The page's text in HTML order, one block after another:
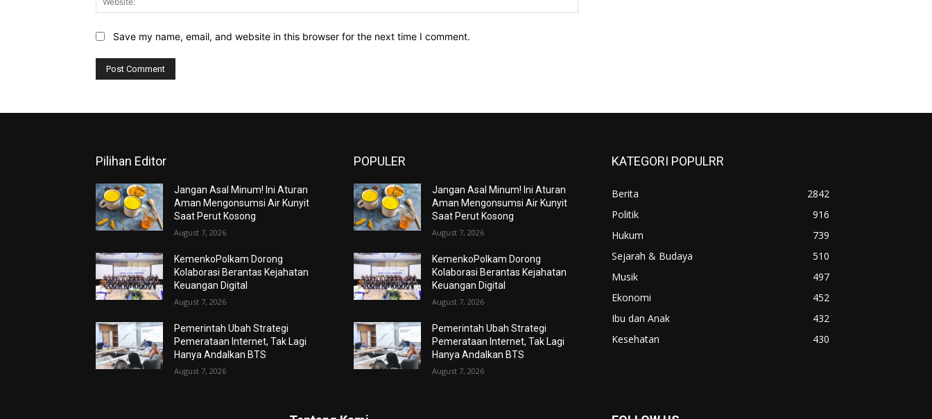
Save my name, email, and website in this browser for the next time I comment.
Pilihan Editor
Jangan Asal Minum! Ini Aturan
Aman Mengonsumsi Air Kunyit
Saat Perut Kosong
August 7, 2026
KemenkoPolkam Dorong
Kolaborasi Berantas Kejahatan
Keuangan Digital
August 7, 2026
Pemerintah Ubah Strategi
Pemerataan Internet, Tak Lagi
Hanya Andalkan BTS
August 7, 2026
POPULER
Jangan Asal Minum! Ini Aturan
Aman Mengonsumsi Air Kunyit
Saat Perut Kosong
August 7, 2026
KemenkoPolkam Dorong
Kolaborasi Berantas Kejahatan
Keuangan Digital
August 7, 2026
Pemerintah Ubah Strategi
Pemerataan Internet, Tak Lagi
Hanya Andalkan BTS
August 7, 2026
KATEGORI POPULRR
Berita
2842
Politik
916
Hukum
739
Sejarah & Budaya
510
Musik
497
Ekonomi
452
Ibu dan Anak
432
Kesehatan
430